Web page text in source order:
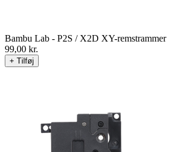
Bambu Lab - P2S / X2D XY-remstrammer
99,00 kr.
+ Tilføj